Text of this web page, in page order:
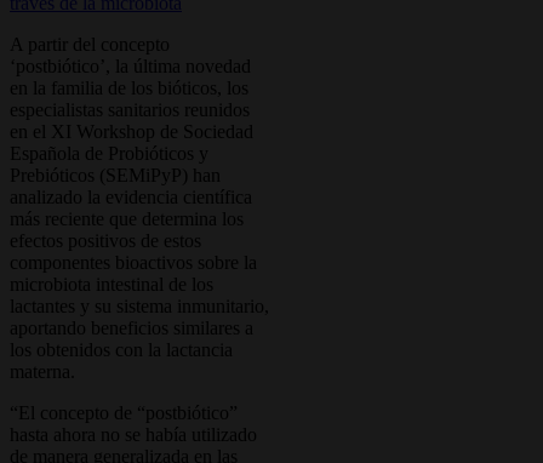
A partir del concepto
‘postbiótico’, la última novedad
en la familia de los bióticos, los
especialistas sanitarios reunidos
en el XI Workshop de Sociedad
Española de Probióticos y
Prebióticos (SEMiPyP) han
analizado la evidencia científica
más reciente que determina los
efectos positivos de estos
componentes bioactivos sobre la
microbiota intestinal de los
lactantes y su sistema inmunitario,
aportando beneficios similares a
los obtenidos con la lactancia
materna.
“El concepto de “postbiótico”
hasta ahora no se había utilizado
de manera generalizada en las